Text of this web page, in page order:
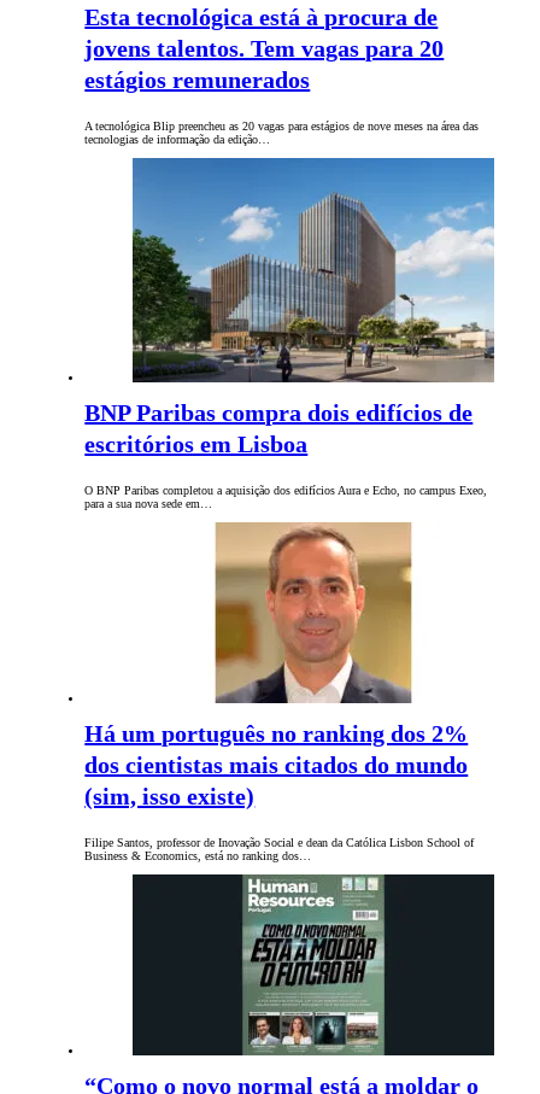
Esta tecnológica está à procura de
jovens talentos. Tem vagas para 20
estágios remunerados
A tecnológica Blip preencheu as 20 vagas para estágios de nove meses na área das
tecnologias de informação da edição…
BNP Paribas compra dois edifícios de
escritórios em Lisboa
O BNP Paribas completou a aquisição dos edifícios Aura e Echo, no campus Exeo,
para a sua nova sede em…
Há um português no ranking dos 2%
dos cientistas mais citados do mundo
(sim, isso existe)
Filipe Santos, professor de Inovação Social e dean da Católica Lisbon School of
Business & Economics, está no ranking dos…
“Como o novo normal está a moldar o